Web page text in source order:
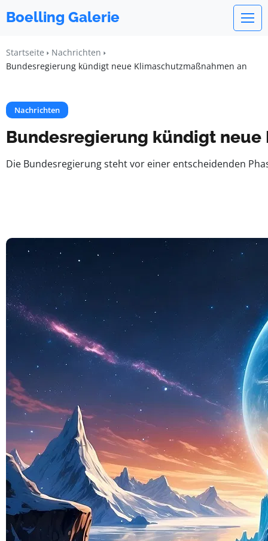
Boelling Galerie
Startseite
Nachrichten
Bundesregierung kündigt neue Klimaschutzmaßnahmen an
Nachrichten
Bundesregierung kündigt neue
Die Bundesregierung steht vor einer entscheidenden